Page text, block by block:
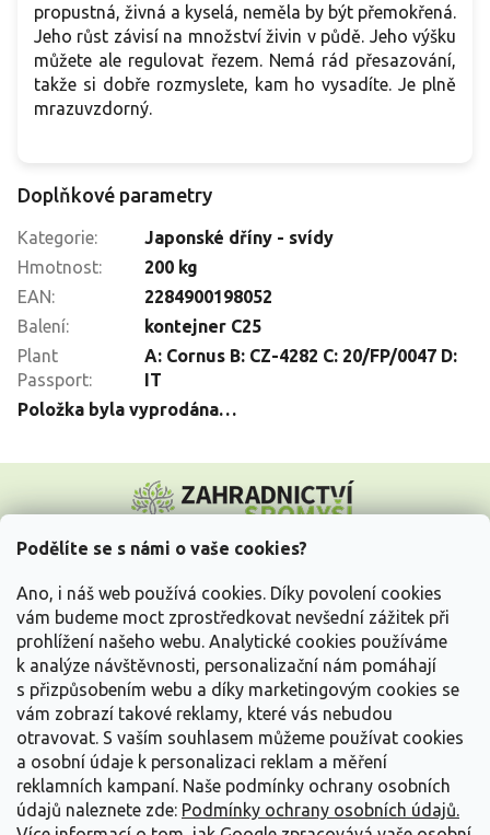
Podělíte se s námi o vaše cookies?
Ano, i náš web používá cookies. Díky povolení cookies
vám budeme moct zprostředkovat nevšední zážitek při
prohlížení našeho webu. Analytické cookies používáme
k analýze návštěvnosti, personalizační nám pomáhají
s přizpůsobením webu a díky marketingovým cookies se
vám zobrazí takové reklamy, které vás nebudou
otravovat. S vaším souhlasem můžeme používat cookies
a osobní údaje k personalizaci reklam a měření
reklamních kampaní. Naše podmínky ochrany osobních
údajů naleznete zde: Podmínky ochrany osobních údajů.
propustná, živná a kyselá, neměla by být přemokřená.
Jeho růst závisí na množství živin v půdě. Jeho výšku
můžete ale regulovat řezem. Nemá rád přesazování,
takže si dobře rozmyslete, kam ho vysadíte. Je plně
mrazuvzdorný.
Doplňkové parametry
Kategorie:
Japonské dříny - svídy
Hmotnost:
200 kg
EAN:
2284900198052
Balení:
kontejner C25
Plant
Passport:
A: Cornus B: CZ-4282 C: 20/FP/0047 D:
IT
Položka byla vyprodána…
p
Vše o nákupu
Informace pro Vás
Kontakujte nás